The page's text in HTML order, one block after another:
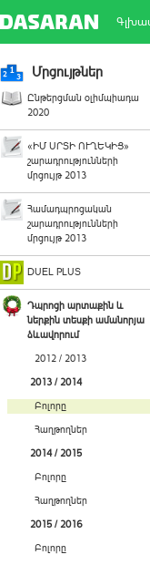
Մրցույթներ
Ընթերցման օլիմպիադա
2020
«ԻՄ ՍՐՏԻ ՈՒՂԵԿԻՑ»
շարադրությունների
մրցույթ 2013
Համադպրոցական
շարադրությունների
մրցույթ 2013
DUEL PLUS
Դպրոցի արտաքին և
ներքին տեսքի ամանորյա
ձևավորում
2012 / 2013
2013 / 2014
Բոլորը
Հաղթողներ
2014 / 2015
Բոլորը
Հաղթողներ
2015 / 2016
Բոլորը